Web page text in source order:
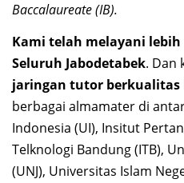
Baccalaureate (IB).
Kami telah melayani lebih
Seluruh Jabodetabek. Dan
jaringan tutor berkualitas
berbagai almamater di
Indonesia (UI), Insitut
Telknologi Bandung (ITB),
(UNJ), Universitas Islam